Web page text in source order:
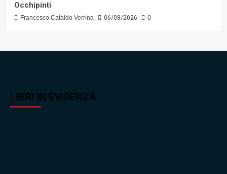
Occhipinti
Francesco Cataldo Verrina 06/08/2026 0
LIBRI IN EVIDENZA